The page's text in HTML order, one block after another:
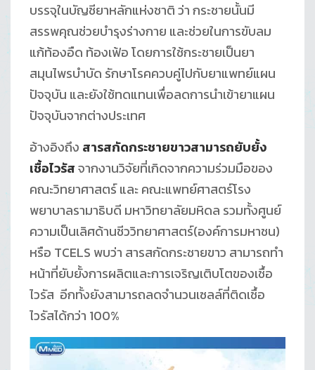
บรรจุในบัญชียาหลักแห่งชาติ ว่า กระชายนั้นมี
สรรพคุณช่วยบำรุงร่างกาย และช่วยในการขับลม
แก้ท้องอืด ท้องเฟ้อ โดยการใช้กระชายเป็นยา
สมุนไพรบำบัด รักษาโรคควบคู่ไปกับยาแพทย์แผน
ปัจจุบัน และยังใช้ทดแทนเพื่อลดการนำเข้ายาแผน
ปัจจุบันจากต่างประเทศ
อ้างอิงถึง สารสกัดกระชายขาวสามารถยับยั้ง
เชื้อไวรัสจากงานวิจัยที่เกิดจากความร่วมมือของ
คณะวิทยาศาสตร์ และ คณะแพทย์ศาสตร์โรง
พยาบาลรามาธิบดี มหาวิทยาลัยมหิดล รวมทั้งศูนย์
ความเป็นเลิศด้านชีววิทยาศาสตร์(องค์การมหาชน)
หรือ TCELS พบว่า สารสกัดกระชายขาว สามารถทำ
หน้าที่ยับยั้งการผลิตและการเจริญเติบโตของเชื้อ
ไวรัส อีกทั้งยังสามารถลดจำนวนเซลล์ที่ติดเชื้อ
ไวรัสได้กว่า 100%